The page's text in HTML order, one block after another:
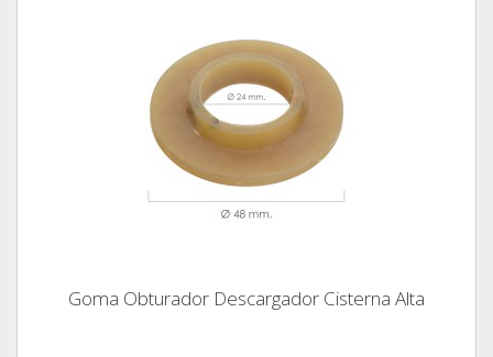
Goma Obturador Descargador Cisterna Alta